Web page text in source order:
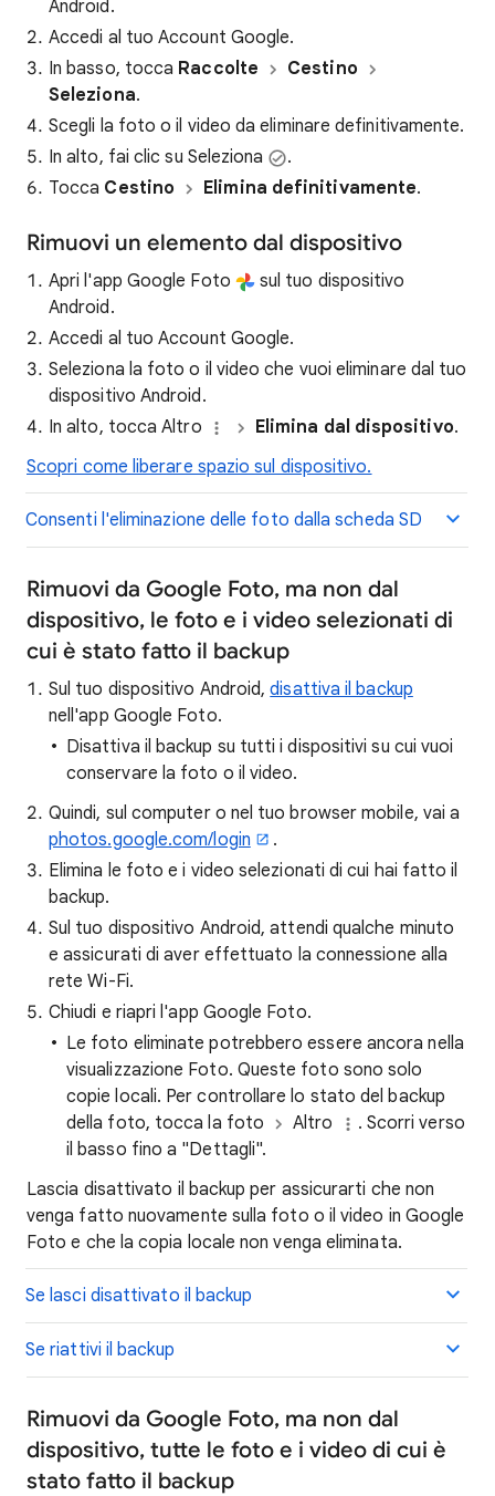
Android.
Accedi al tuo Account Google.
In basso, tocca Raccolte
Cestino
Seleziona.
Scegli la foto o il video da eliminare definitivamente.
In alto, fai clic su Seleziona
.
Tocca Cestino Elimina definitivamente.
Rimuovi un elemento dal dispositivo
Apri l'app Google Foto
sul tuo dispositivo
Android.
Accedi al tuo Account Google.
Seleziona la foto o il video che vuoi eliminare dal tuo
dispositivo Android.
In alto, tocca Altro
Elimina dal dispositivo.
Scopri come liberare spazio sul dispositivo.
Consenti l'eliminazione delle foto dalla scheda SD
Rimuovi da Google Foto, ma non dal
dispositivo, le foto e i video selezionati di
cui è stato fatto il backup
Sul tuo dispositivo Android,disattiva il backup
nell'app Google Foto.
Disattiva il backup su tutti i dispositivi su cui vuoi
conservare la foto o il video.
Quindi, sul computer o nel tuo browser mobile, vai a
photos.google.com/login
.
Elimina le foto e i video selezionati di cui hai fatto il
backup.
Sul tuo dispositivo Android, attendi qualche minuto
e assicurati di aver effettuato la connessione alla
rete Wi-Fi.
Chiudi e riapri l'app Google Foto.
Le foto eliminate potrebbero essere ancora nella
visualizzazione Foto. Queste foto sono solo
copie locali. Per controllare lo stato del backup
della foto, tocca la foto
Altro
. Scorri verso
il basso fino a "Dettagli".
Lascia disattivato il backup per assicurarti che non
venga fatto nuovamente sulla foto o il video in Google
Foto e che la copia locale non venga eliminata.
Se lasci disattivato il backup
Se riattivi il backup
Rimuovi da Google Foto, ma non dal
dispositivo, tutte le foto e i video di cui è
stato fatto il backup